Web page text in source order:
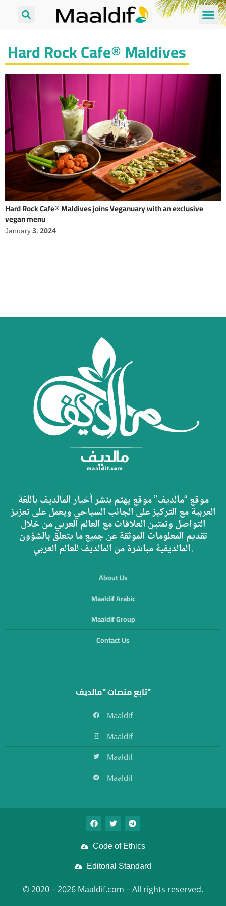
Hard Rock Cafe® Maldives
Hard Rock Cafe® Maldives joins Veganuary with an exclusive
vegan menu
January 3, 2024
موقع “مالديف” موقع يهتم بنشر أخبار المالديف باللغة
العربية مع التركيز على الجانب السياحي ويعمل على تعزيز
التواصل وتمتين العلاقات مع العالم العربي من خلال
تقديم المعلومات الموثقة عن جميع ما يتعلق بالشؤون
المالديفية مباشرة من المالديف للعالم العربي.
About Us
Maaldif Arabic
Maaldif Group
Contact Us
تابع منصات "مالديف"
Maaldif
Maaldif
Maaldif
Maaldif
Code of Ethics
Editorial Standard
© 2020 – 2026 Maaldif.com – All rights reserved.